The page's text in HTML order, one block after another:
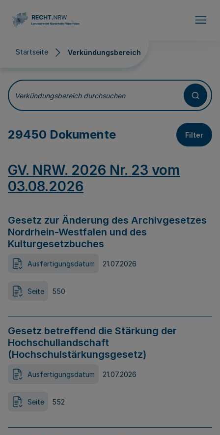
Startseite Verkündungsbereich
Verkündungsbereich
Verkündungsbereich durchsuchen
29450 Dokumente Filter
GV. NRW. 2026 Nr. 23 vom
03.08.2026
Gesetz zur Änderung des Archivgesetzes
Nordrhein-Westfalen und des
Kulturgesetzbuches
Ausfertigungsdatum 21.07.2026
Seite 550
Gesetz betreffend die Stärkung der
Hochschullandschaft
(Hochschulstärkungsgesetz)
Ausfertigungsdatum 21.07.2026
Seite 552